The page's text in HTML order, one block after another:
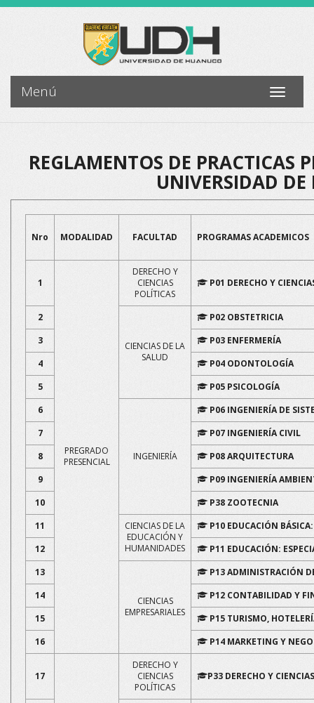
Toggle
Menú
REGLAMENTOS DE PRACTICAS
UNIVERSIDAD
Nro MODALIDAD FACULTAD PROGRAMAS ACADEMICOS
1
PREGRADO
PRESENCIAL
DERECHO Y
CIENCIAS
POLÍTICAS
P01 DERECHO Y
2
CIENCIAS DE LA
SALUD
P02 OBSTETRICIA
3
P03 ENFERMERÍA
4
P04 ODONTOLOGÍA
5
P05 PSICOLOGÍA
6
INGENIERÍA
P06 INGENIERÍA DE
7
P07 INGENIERÍA CIVIL
8
P08 ARQUITECTURA
9
P09 INGENIERÍA
10
P38 ZOOTECNIA
11
CIENCIAS DE LA
EDUCACIÓN Y
HUMANIDADES
P10 EDUCACIÓN
12
P11 EDUCACIÓN:
13
CIENCIAS
EMPRESARIALES
P13 ADMINISTRACIÓN
14
P12 CONTABILIDAD Y
15
P15 TURISMO,
16
P14 MARKETING Y
17
DERECHO Y
CIENCIAS
POLÍTICAS
P33 DERECHO Y